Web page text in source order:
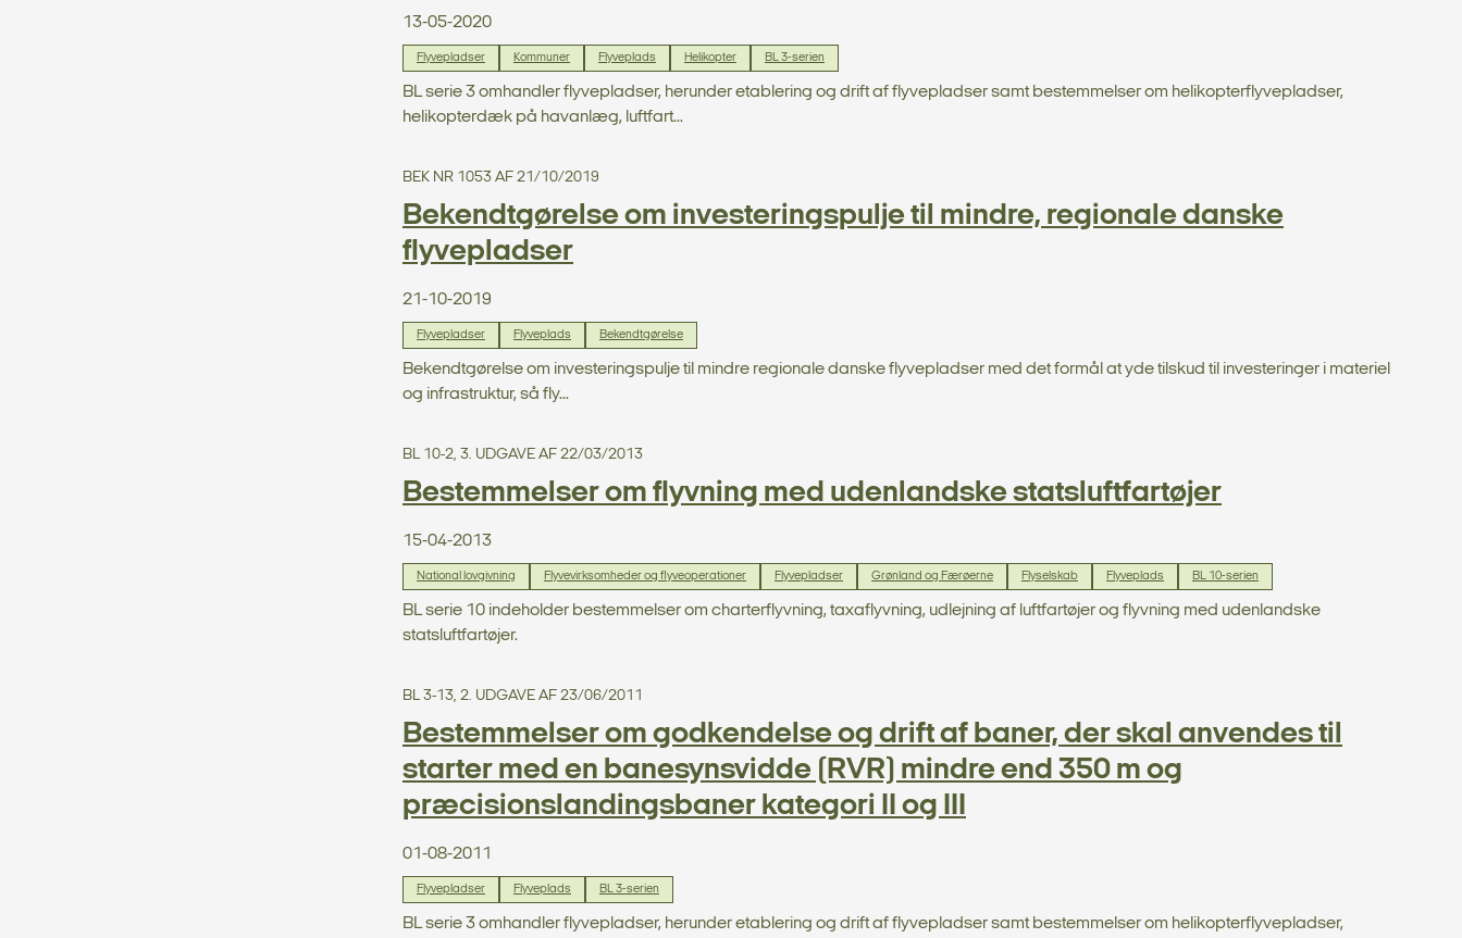
13-05-2020
Flyvepladser Kommuner Flyveplads Helikopter BL 3-serien
BL serie 3 omhandler flyvepladser, herunder etablering og drift af flyvepladser samt bestemmelser om helikopterflyvepladser,
helikopterdæk på havanlæg, luftfart...
BEK NR 1053 AF 21/10/2019
Bekendtgørelse om investeringspulje til mindre, regionale danske
flyvepladser
21-10-2019
Flyvepladser Flyveplads Bekendtgørelse
Bekendtgørelse om investeringspulje til mindre regionale danske flyvepladser med det formål at yde tilskud til investeringer i materiel
og infrastruktur, så fly...
BL 10-2, 3. UDGAVE AF 22/03/2013
Bestemmelser om flyvning med udenlandske statsluftfartøjer
15-04-2013
National lovgivning Flyvevirksomheder og flyveoperationer Flyvepladser Grønland og Færøerne Flyselskab Flyveplads BL 10-serien
BL serie 10 indeholder bestemmelser om charterflyvning, taxaflyvning, udlejning af luftfartøjer og flyvning med udenlandske
statsluftfartøjer.
BL 3-13, 2. UDGAVE AF 23/06/2011
Bestemmelser om godkendelse og drift af baner, der skal anvendes til
starter med en banesynsvidde (RVR) mindre end 350 m og
præcisionslandingsbaner kategori II og III
01-08-2011
Flyvepladser Flyveplads BL 3-serien
BL serie 3 omhandler flyvepladser, herunder etablering og drift af flyvepladser samt bestemmelser om helikopterflyvepladser,